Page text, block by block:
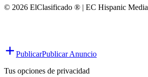
© 2026 ElClasificado ® | EC Hispanic Media
PublicarPublicar Anuncio
Tus opciones de privacidad